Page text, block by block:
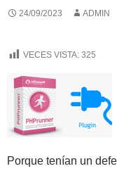
24/09/2023 ADMIN
VECES VISTA: 325
Porque tenían un